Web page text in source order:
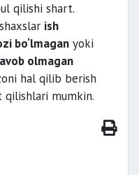
qilishi shart.
ish
bo‘lmagan yoki
olmagan
hal qilib berish
qilishlari mumkin.